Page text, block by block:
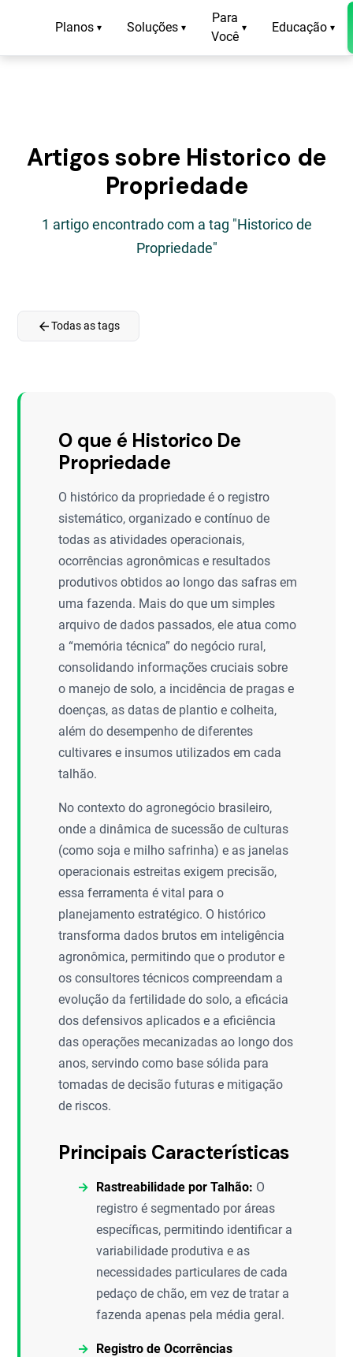
Planos ▾ Soluções ▾
Para
Você
▾ Educação ▾
Artigos sobre Historico de
Propriedade
1 artigo encontrado com a tag "Historico de
Propriedade"
arrow_backTodas as tags
O que é Historico De
Propriedade
O histórico da propriedade é o registro
sistemático, organizado e contínuo de
todas as atividades operacionais,
ocorrências agronômicas e resultados
produtivos obtidos ao longo das safras em
uma fazenda. Mais do que um simples
arquivo de dados passados, ele atua como
a “memória técnica” do negócio rural,
consolidando informações cruciais sobre
o manejo de solo, a incidência de pragas e
doenças, as datas de plantio e colheita,
além do desempenho de diferentes
cultivares e insumos utilizados em cada
talhão.
No contexto do agronegócio brasileiro,
onde a dinâmica de sucessão de culturas
(como soja e milho safrinha) e as janelas
operacionais estreitas exigem precisão,
essa ferramenta é vital para o
planejamento estratégico. O histórico
transforma dados brutos em inteligência
agronômica, permitindo que o produtor e
os consultores técnicos compreendam a
evolução da fertilidade do solo, a eficácia
dos defensivos aplicados e a eficiência
das operações mecanizadas ao longo dos
anos, servindo como base sólida para
tomadas de decisão futuras e mitigação
de riscos.
Principais Características
Rastreabilidade por Talhão: O
registro é segmentado por áreas
específicas, permitindo identificar a
variabilidade produtiva e as
necessidades particulares de cada
pedaço de chão, em vez de tratar a
fazenda apenas pela média geral.
Registro de Ocorrências